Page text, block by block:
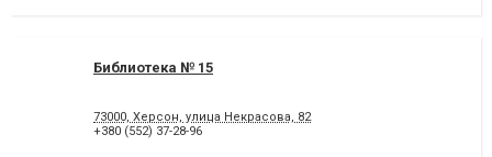
Библиотека № 15
73000, Херсон, улица Некрасова, 82
+380 (552) 37-28-96